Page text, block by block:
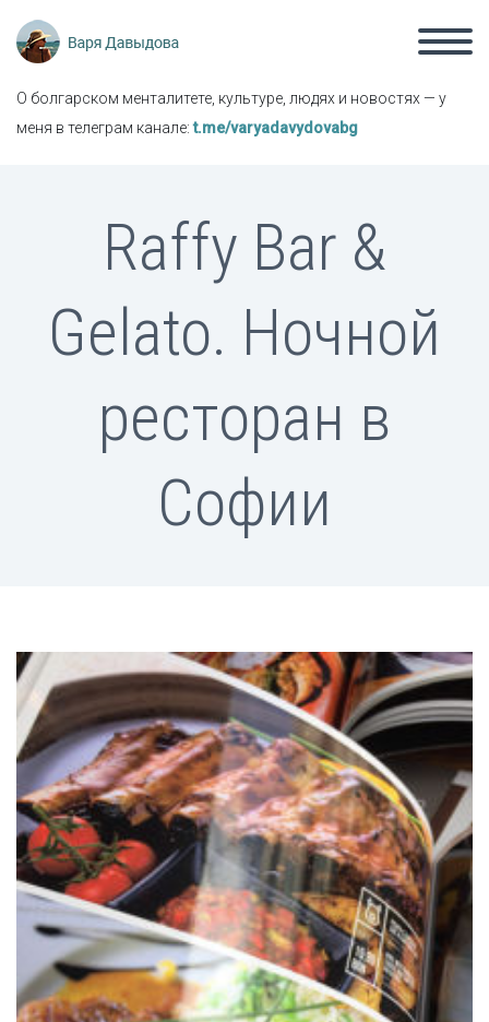
О болгарском менталитете, культуре, людях и новостях — у
меня в телеграм канале:t.me/varyadavydovabg
Raffy Bar &
Gelato. Ночной
ресторан в
Софии